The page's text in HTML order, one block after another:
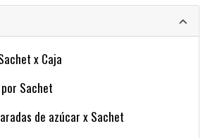
x Caja
Sachet
de azúcar x Sachet